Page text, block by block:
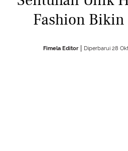
Fashion Bikin
Fimela Editor Diperbarui 28